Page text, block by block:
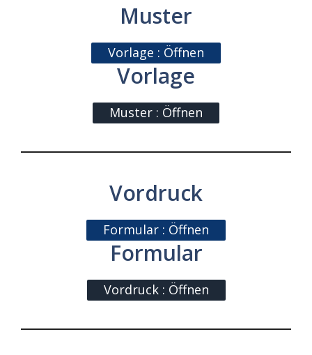
Muster
Vorlage : Öffnen
Vorlage
Muster : Öffnen
Vordruck
Formular : Öffnen
Formular
Vordruck : Öffnen